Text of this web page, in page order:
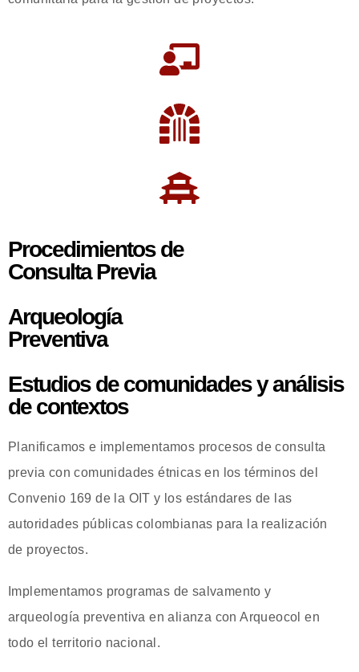
Procedimientos de
Consulta Previa
Arqueología
Preventiva
Estudios de comunidades y análisis
de contextos
Planificamos e implementamos procesos de consulta
previa con comunidades étnicas en los términos del
Convenio 169 de la OIT y los estándares de las
autoridades públicas colombianas para la realización
de proyectos.
Implementamos programas de salvamento y
arqueología preventiva en alianza con Arqueocol en
todo el territorio nacional.